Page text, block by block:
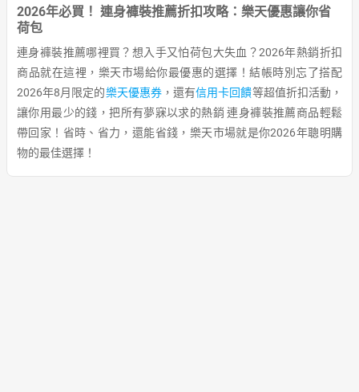
2026年必買！ 連身褲裝推薦折扣攻略：樂天優惠讓你省
荷包
連身褲裝推薦哪裡買？想入手又怕荷包大失血？2026年熱銷折扣
商品就在這裡，樂天市場給你最優惠的選擇！結帳時別忘了搭配
2026年8月限定的樂天優惠券，還有信用卡回饋等超值折扣活動，
讓你用最少的錢，把所有夢寐以求的熱銷 連身褲裝推薦商品輕鬆
帶回家！省時、省力，還能省錢，樂天市場就是你2026年聰明購
物的最佳選擇！